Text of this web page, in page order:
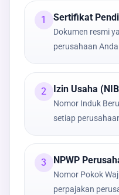
1 Sertifikat
Dokumen resmi
perusahaan
2 Izin Usaha
Nomor Induk
setiap
3 NPWP
Nomor Pokok
perpajakan